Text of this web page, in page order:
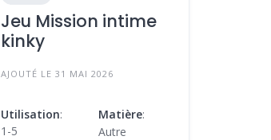
Jeu Mission intime
kinky
AJOUTÉ LE 31 MAI 2026
Utilisation:
1-5
Matière:
Autre